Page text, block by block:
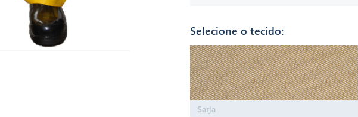
pesada e mais resistente.
O kit de EPIs com tecido
poliéster com gramatura
acabamento hidrorepelente.
Selecione o tecido:
Sarja